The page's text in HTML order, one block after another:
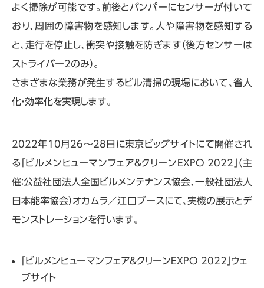
よく掃除が可能です。前後とバンパーにセンサーが付いて
おり、周囲の障害物を感知します。人や障害物を感知する
と、走行を停止し、衝突や接触を防ぎます（後方センサーは
ストライバー2のみ）。
さまざまな業務が発生するビル清掃の現場において、省人
化・効率化を実現します。
2022年10月26～28日に東京ビッグサイトにて開催され
る「ビルメンヒューマンフェア＆クリーンEXPO 2022」（主
催：公益社団法人全国ビルメンテナンス協会、一般社団法人
日本能率協会）オカムラ／江口ブースにて、実機の展示とデ
モンストレーションを行います。
「ビルメンヒューマンフェア＆クリーンEXPO 2022」ウェ
ブサイト